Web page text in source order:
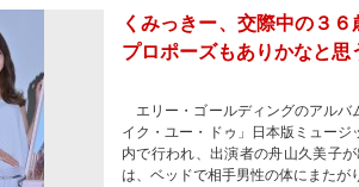
くみっきー、交際中の３
プロポーズもありかなと思
エリー・ゴールディングのアルバ
イク・ユー・ドゥ」日本版ミュー
内で行われ、出演者の舟山久美子
は、ベッドで相手男性の体にまたが